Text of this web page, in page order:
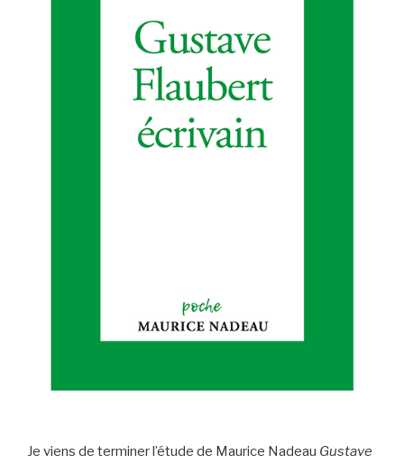
Je viens de terminer l’étude de Maurice Nadeau Gustave